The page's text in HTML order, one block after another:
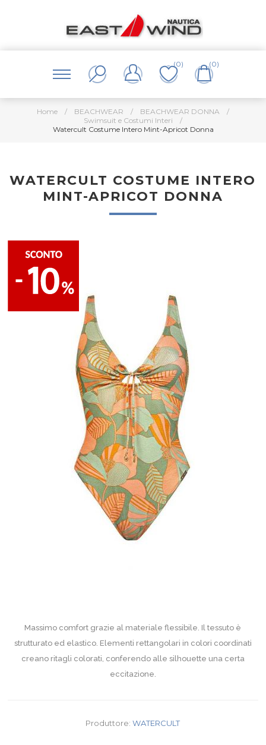
(0) (0)
Home / BEACHWEAR / BEACHWEAR DONNA
/
Swimsuit e Costumi Interi
/
Watercult Costume Intero Mint-Apricot Donna
WATERCULT COSTUME INTERO
MINT-APRICOT DONNA
Massimo comfort grazie al materiale flessibile. Il tessuto è
strutturato ed elastico. Elementi rettangolari in colori coordinati
creano ritagli colorati, conferendo alle silhouette una certa
eccitazione.
Produttore: WATERCULT